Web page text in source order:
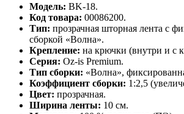
Модель: BK‑18.
Код товара: 00086200.
Тип: прозрачная шторная лента с
сборкой «Волна».
Крепление: на крючки (внутри и с
Серия: Oz‑is Premium.
Тип сборки: «Волна»,
Коэффициент сборки: 1:2,5
Цвет: прозрачная.
Ширина ленты: 10 см.